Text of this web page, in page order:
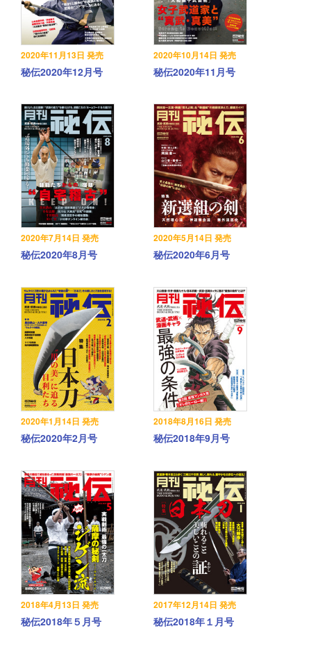
2020年11月13日 発売
秘伝2020年12月号
2020年10月14日 発売
秘伝2020年11月号
2020年7月14日 発売
秘伝2020年8月号
2020年5月14日 発売
秘伝2020年6月号
2020年1月14日 発売
秘伝2020年2月号
2018年8月16日 発売
秘伝2018年9月号
2018年4月13日 発売
秘伝2018年５月号
2017年12月14日 発売
秘伝2018年１月号